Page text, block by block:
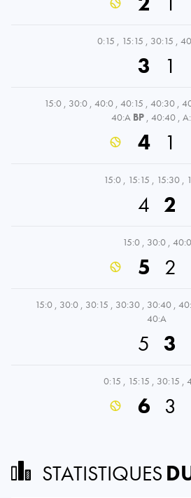
0:15 , 15:15 , 30:15 ,
3 1
15:0 , 30:0 , 40:0 , 40:15 , 40:30 ,
40:A BP , 40:40 ,
4 1
15:0 , 15:15 , 15:30 ,
4 2
15:0 , 30:0 , 40:0
5 2
15:0 , 30:0 , 30:15 , 30:30 , 30:40 ,
40:A
5 3
0:15 , 15:15 , 30:15 ,
6 3
STATISTIQUES